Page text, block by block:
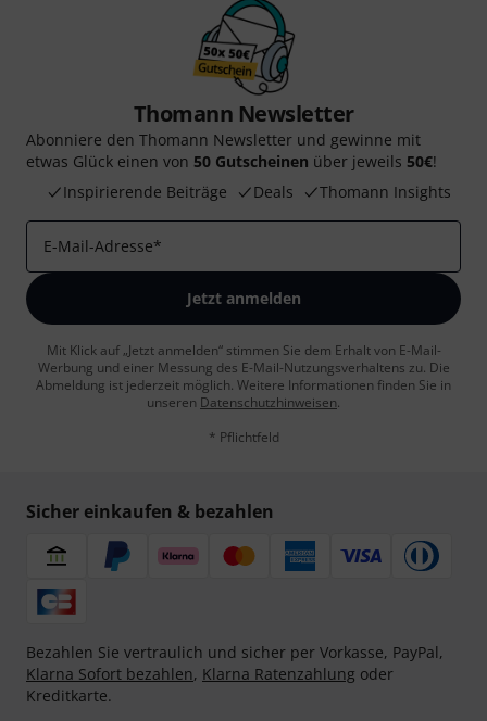
Thomann Newsletter
Abonniere den Thomann Newsletter und gewinne mit
etwas Glück einen von 50 Gutscheinen über jeweils 50€!
Inspirierende Beiträge
Deals Thomann Insights
E-Mail-Adresse*
Jetzt anmelden
Mit Klick auf „Jetzt anmelden“ stimmen Sie dem Erhalt von E-Mail-
Werbung und einer Messung des E-Mail-Nutzungsverhaltens zu. Die
Abmeldung ist jederzeit möglich. Weitere Informationen finden Sie in
unseren Datenschutzhinweisen.
* Pflichtfeld
Sicher einkaufen & bezahlen
Bezahlen Sie vertraulich und sicher per Vorkasse, PayPal,
Klarna Sofort bezahlen, Klarna Ratenzahlung oder
Kreditkarte.